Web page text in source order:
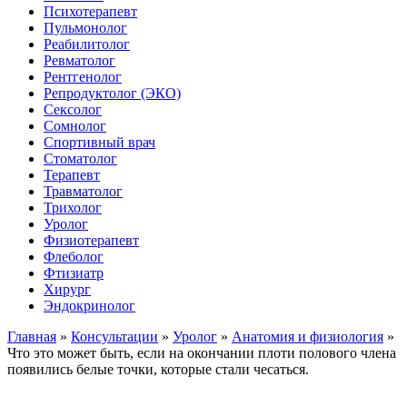
Психотерапевт
Пульмонолог
Реабилитолог
Ревматолог
Рентгенолог
Репродуктолог (ЭКО)
Сексолог
Сомнолог
Спортивный врач
Стоматолог
Терапевт
Травматолог
Трихолог
Уролог
Физиотерапевт
Флеболог
Фтизиатр
Хирург
Эндокринолог
Главная » Консультации » Уролог » Анатомия и физиология »
Что это может быть, если на окончании плоти полового члена
появились белые точки, которые стали чесаться.